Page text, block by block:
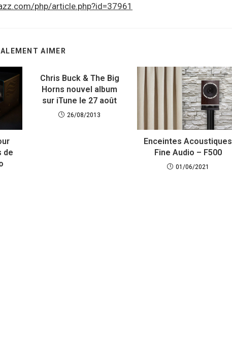
php/article.php?id=37961
AIMER
de
Chris Buck & The Big
Horns nouvel album
sur iTune le 27 août
26/08/2013
Enceintes Acoustiques
Fine Audio – F500
01/06/2021